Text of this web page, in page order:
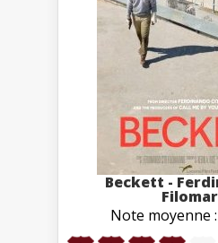
Beckett -
Note moyenne